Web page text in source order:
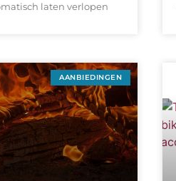
laten verlopen
AANBIEDINGEN